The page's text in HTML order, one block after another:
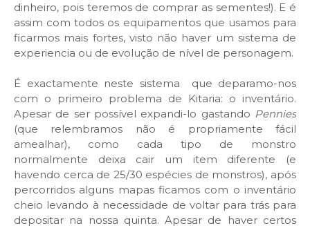
dinheiro, pois teremos de comprar as sementes!). E é
assim com todos os equipamentos que usamos para
ficarmos mais fortes, visto não haver um sistema de
experiencia ou de evolução de nível de personagem.
É exactamente neste sistema que deparamo-nos
com o primeiro problema de Kitaria: o inventário.
Apesar de ser possível expandi-lo gastando Pennies
(que relembramos não é propriamente fácil
amealhar), como cada tipo de monstro
normalmente deixa cair um item diferente (e
havendo cerca de 25/30 espécies de monstros), após
percorridos alguns mapas ficamos com o inventário
cheio levando à necessidade de voltar para trás para
depositar na nossa quinta. Apesar de haver certos